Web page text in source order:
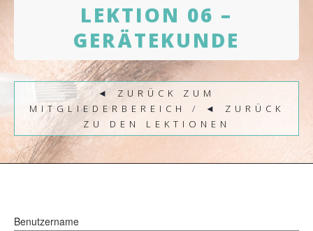
LEKTION 06 –
GERÄTEKUNDE
◄ ZURÜCK ZUM
MITGLIEDERBEREICH
/ ◄ ZURÜCK
ZU DEN LEKTIONEN
Benutzername